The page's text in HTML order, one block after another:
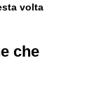
volta
che